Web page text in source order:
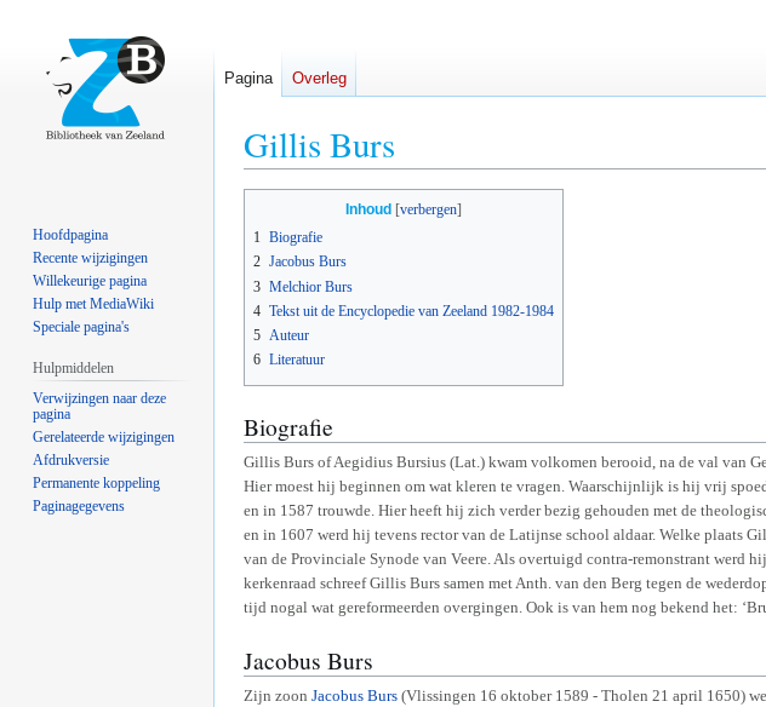
Gillis Burs
navigatie
springen
zoeken
springen
Inhoud
1 Biografie
2 Jacobus Burs
3 Melchior Burs
4 Tekst uit de Encyclopedie van Zeeland 1982-1984
5 Auteur
6 Literatuur
Biografie
Gillis Burs of Aegidius Bursius (Lat.) kwam volkomen berooid, na de val van
Hier moest hij beginnen om wat kleren te vragen. Waarschijnlijk is hij vrij
en in 1587 trouwde. Hier heeft hij zich verder bezig gehouden met de
en in 1607 werd hij tevens rector van de Latijnse school aldaar. Welke plaats
van de Provinciale Synode van Veere. Als overtuigd contra-remonstrant
kerkenraad schreef Gillis Burs samen met Anth. van den Berg tegen de
tijd nogal wat gereformeerden overgingen. Ook is van hem nog bekend het:
Jacobus Burs
Zijn zoon Jacobus Burs (Vlissingen 16 oktober 1589 - Tholen 21 april 1650)
Pagina Overleg
Hoofdpagina
Recente wijzigingen
Willekeurige pagina
Hulp met MediaWiki
Speciale pagina's
Hulpmiddelen
Verwijzingen naar deze
pagina
Gerelateerde wijzigingen
Afdrukversie
Permanente koppeling
Paginagegevens